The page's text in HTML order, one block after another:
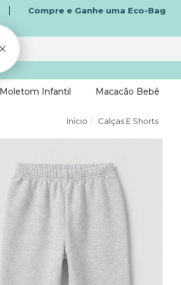
Compre e Ganhe uma Eco-Bag
Moletom Infantil Macacão Bebê
Início Calças E Shorts